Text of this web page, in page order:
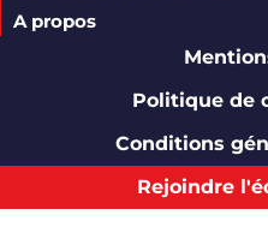
A propos
Politique de
Conditions
Rejoindre